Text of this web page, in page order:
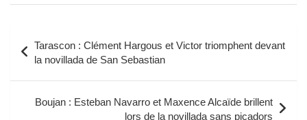
de
l’article
Tarascon : Clément Hargous et Victor triomphent devant
la novillada de San Sebastian
Boujan : Esteban Navarro et Maxence Alcaïde brillent
lors de la novillada sans picadors